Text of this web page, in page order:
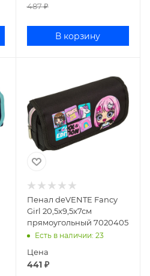
487₽
В корзину
Пенал deVENTE Fancy
Girl 20,5х9,5х7см
прямоугольный 7020405
Есть в наличии: 23
Цена
441₽